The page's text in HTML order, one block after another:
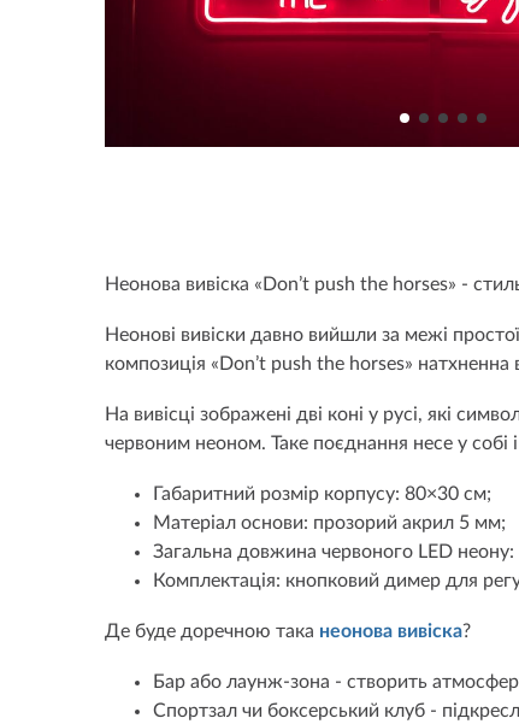
Неонова вивіска «Don’t push the horses» -
Неонові вивіски давно вийшли за межі
композиція «Don’t push the horses»
На вивісці зображені дві коні у русі, які
червоним неоном. Таке поєднання несе у собі
Габаритний розмір корпусу: 80×30 см;
Матеріал основи: прозорий акрил 5 мм;
Загальна довжина червоного LED неону:
Комплектація: кнопковий димер для
Де буде доречною така неонова вивіска?
Бар або лаунж-зона - створить
Спортзал чи боксерський клуб -